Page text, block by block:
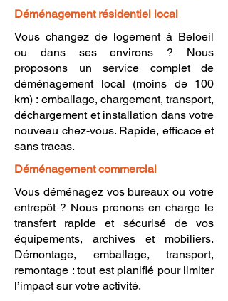
Déménagement résidentiel local
Vous changez de logement à Beloeil
ou dans ses environs ? Nous
proposons un service complet de
déménagement local (moins de 100
km) : emballage, chargement, transport,
déchargement et installation dans votre
nouveau chez-vous. Rapide, efficace et
sans tracas.
Déménagement commercial
Vous déménagez vos bureaux ou votre
entrepôt ? Nous prenons en charge le
transfert rapide et sécurisé de vos
équipements, archives et mobiliers.
Démontage, emballage, transport,
remontage : tout est planifié pour limiter
l’impact sur votre activité.